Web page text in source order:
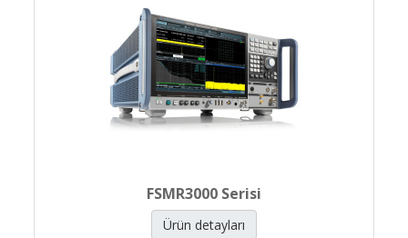
FSMR3000 Serisi
Ürün detayları